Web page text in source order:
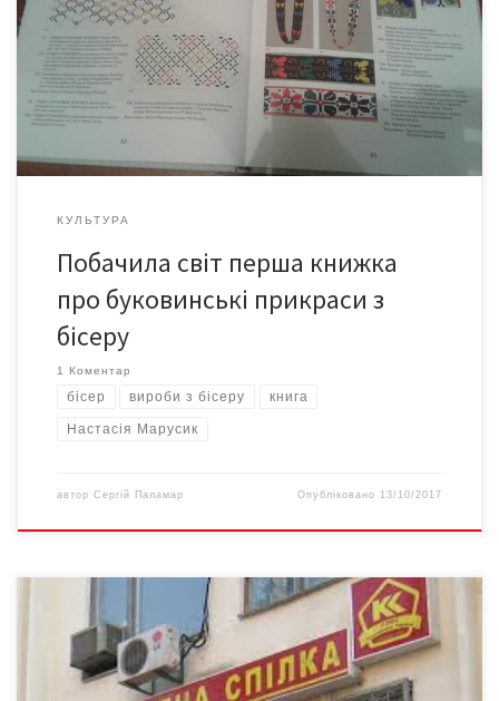
вироби з бісеру». Авторка книги – мисткиня з Чикаго вивчала
бісерні вироби з колекцій Івана Снігура, Миколи Шкрібляка та
трьох чернівецьких музеїв. Традиція використання бісеру як
художнього матеріалу в декоруванні народного вбрання
Північної Буковини не має аналогів у […]
КУЛЬТУРА
Побачила світ перша книжка
про буковинські прикраси з
бісеру
1 Коментар
бісер вироби з бісеру книга
Настасія Марусик
автор Сергій Паламар Опубліковано 13/10/2017
П’ятий рік вкладники кредитної спілки «Бісер» намагаються
отримати свої кошти, вкладені у спілку. Попри засудження